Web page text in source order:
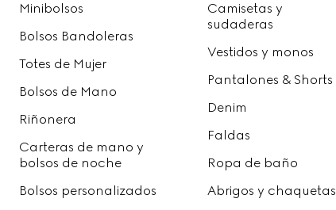
Minibolsos
Bolsos Bandoleras
Totes de Mujer
Bolsos de Mano
Riñonera
Carteras de mano y
bolsos de noche
Bolsos personalizados
Camisetas y
sudaderas
Vestidos y monos
Pantalones & Shorts
Denim
Faldas
Ropa de baño
Abrigos y chaquetas